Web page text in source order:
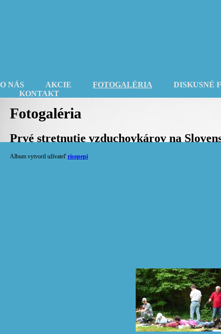
O NÁS AKCIE FOTOGALÉRIA
DISKUSNÉ
KONTAKT
Fotogaléria
Prvé stretnutie vzduchovkárov na
Album vytvoril užívateľ risopepi